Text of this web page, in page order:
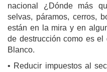
nacional ¿Dónde más
selvas, páramos, cerros,
están en la mira y en
de destrucción como es
Blanco.
• Reducir impuestos al